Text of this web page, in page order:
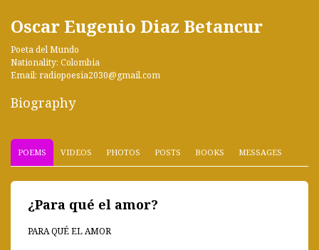
Oscar Eugenio Diaz Betancur
Poeta del Mundo
Nationality: Colombia
Email: radiopoesia2030@gmail.com
Biography
POEMS VIDEOS PHOTOS POSTS BOOKS MESSAGES
¿Para qué el amor?
PARA QUÉ EL AMOR